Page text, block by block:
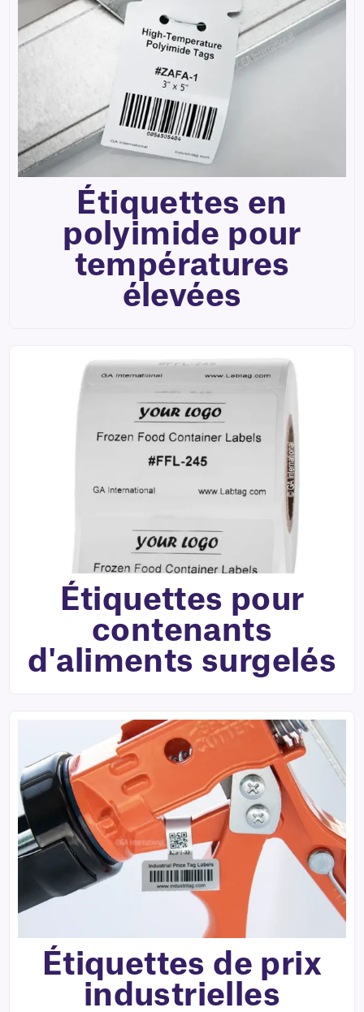
Étiquettes en
polyimide pour
températures
élevées
Étiquettes pour
contenants
d'aliments surgelés
Étiquettes de prix
industrielles